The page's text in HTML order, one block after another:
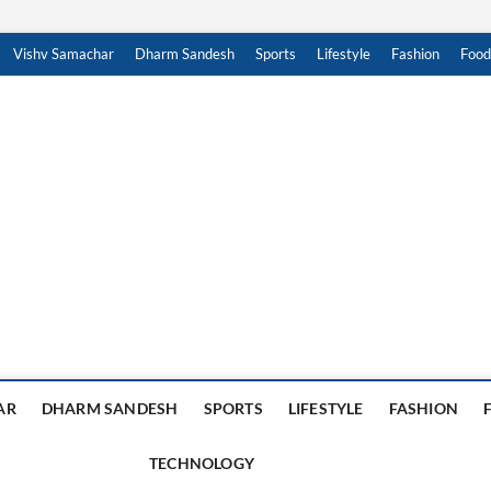
Vishv Samachar Dharm Sandesh Sports Lifestyle Fashion Food
DHARM SANDESH SPORTS LIFESTYLE FASHION
TECHNOLOGY